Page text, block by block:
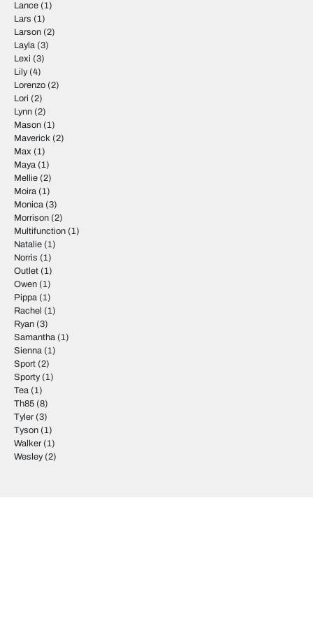
Lance (1)
Lars (1)
Larson (2)
Layla (3)
Lexi (3)
Lily(4)
Lorenzo (2)
Lori (2)
Lynn (2)
Mason (1)
Maverick (2)
Max (1)
Maya (1)
Mellie (2)
Moira (1)
Monica (3)
Morrison (2)
Multifunction (1)
Natalie (1)
Norris (1)
Outlet (1)
Owen (1)
Pippa (1)
Rachel (1)
Ryan (3)
Samantha (1)
Sienna (1)
Sport (2)
Sporty(1)
Tea (1)
Th85 (8)
Tyler (3)
Tyson (1)
Walker (1)
Wesley(2)